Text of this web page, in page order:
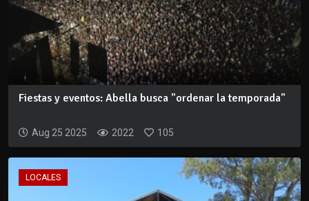
Fiestas y eventos: Abella busca "ordenar la temporada"
Aug 25 2025 2022 105
LOCALES